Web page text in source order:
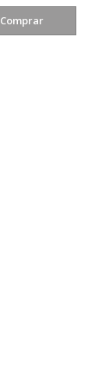
Comprar